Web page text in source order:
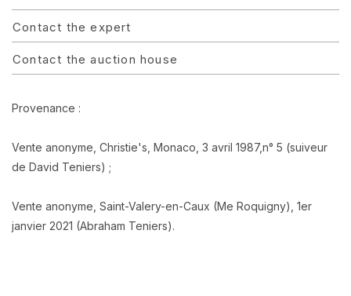
Contact the expert
Contact the auction house
Provenance :
Vente anonyme, Christie's, Monaco, 3 avril 1987,n° 5 (suiveur
de David Teniers) ;
Vente anonyme, Saint-Valery-en-Caux (Me Roquigny), 1er
janvier 2021 (Abraham Teniers).